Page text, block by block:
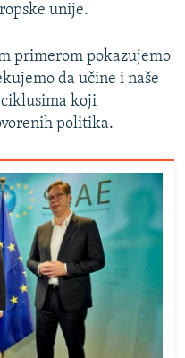
unije.
primerom pokazujemo
da učine i naše
koji
politika.